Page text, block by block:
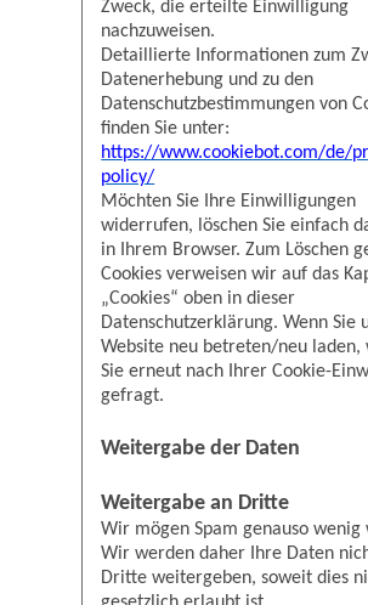
Zweck, die erteilte Einwilligung
nachzuweisen.
Detaillierte Informationen zum
Datenerhebung und zu den
Datenschutzbestimmungen von
finden Sie unter:
https://www.cookiebot.com/de/
policy/
Möchten Sie Ihre Einwilligungen
widerrufen, löschen Sie einfach
in Ihrem Browser. Zum Löschen
Cookies verweisen wir auf das
„Cookies“ oben in dieser
Datenschutzerklärung. Wenn Sie
Website neu betreten/neu laden,
Sie erneut nach Ihrer Cookie-
gefragt.
Weitergabe der Daten
Weitergabe an Dritte
Wir mögen Spam genauso wenig
Wir werden daher Ihre Daten
Dritte weitergeben, soweit dies